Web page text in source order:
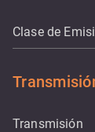
Clase de
Transmisión